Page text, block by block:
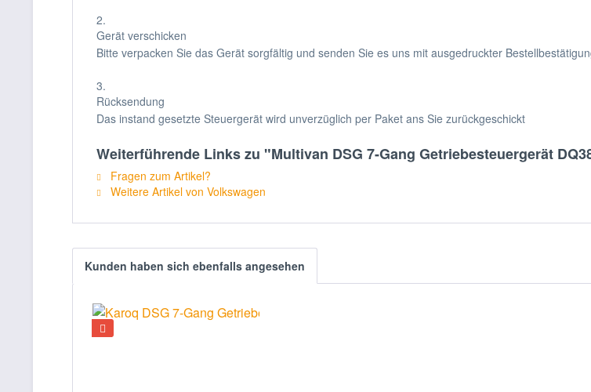
2.
Gerät verschicken
Bitte verpacken Sie das Gerät sorgfältig und senden Sie es uns mit ausgedruckter
3.
Rücksendung
Das instand gesetzte Steuergerät wird unverzüglich per Paket ans Sie zurückgeschickt
Weiterführende Links zu "Multivan DSG 7-Gang Getriebesteuergerät
Fragen zum Artikel?
Weitere Artikel von Volkswagen
Kunden haben sich ebenfalls angesehen